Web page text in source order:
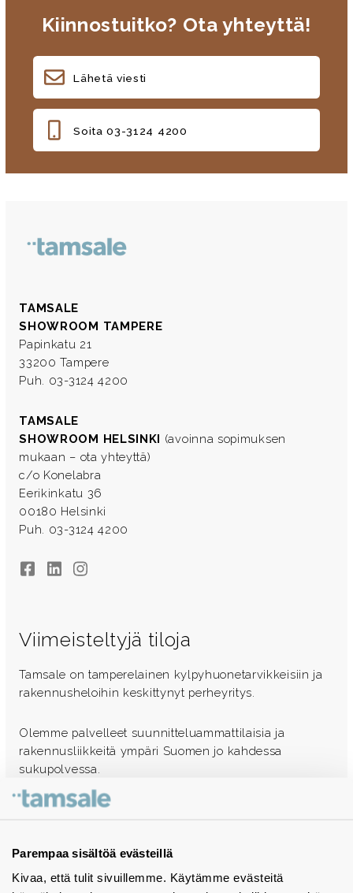
Parempaa sisältöä evästeillä
Kivaa, että tulit sivuillemme. Käytämme evästeitä
Kiinnostuitko? Ota yhteyttä!
Lähetä viesti
Soita 03-3124 4200
TAMSALE
SHOWROOM TAMPERE
Papinkatu 21
33200 Tampere
Puh. 03-3124 4200
TAMSALE
SHOWROOM HELSINKI (avoinna sopimuksen
mukaan – ota yhteyttä)
c/o Konelabra
Eerikinkatu 36
00180 Helsinki
Puh. 03-3124 4200
FacebookLinkedInInstagram
Viimeisteltyjä tiloja
Tamsale on tamperelainen kylpyhuonetarvikkeisiin ja
rakennusheloihin keskittynyt perheyritys.
Olemme palvelleet suunnitteluammattilaisia ja
rakennusliikkeitä ympäri Suomen jo kahdessa
sukupolvessa.
Ota yhteyttä - autamme mielellämme
Tuotekuvastot
Instagram